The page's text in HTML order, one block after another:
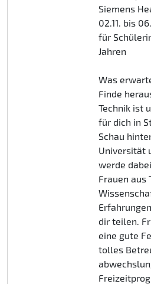
Siemens
02.11. bis
für
Jahren
Was
Finde
Technik ist
für dich in
Schau
Universität
werde
Frauen aus
dir teilen.
eine gute
tolles